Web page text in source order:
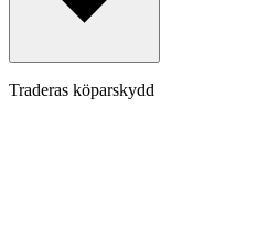
Traderas köparskydd